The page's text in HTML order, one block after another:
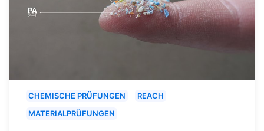
CHEMISCHE PRÜFUNGEN
REACH
MATERIALPRÜFUNGEN